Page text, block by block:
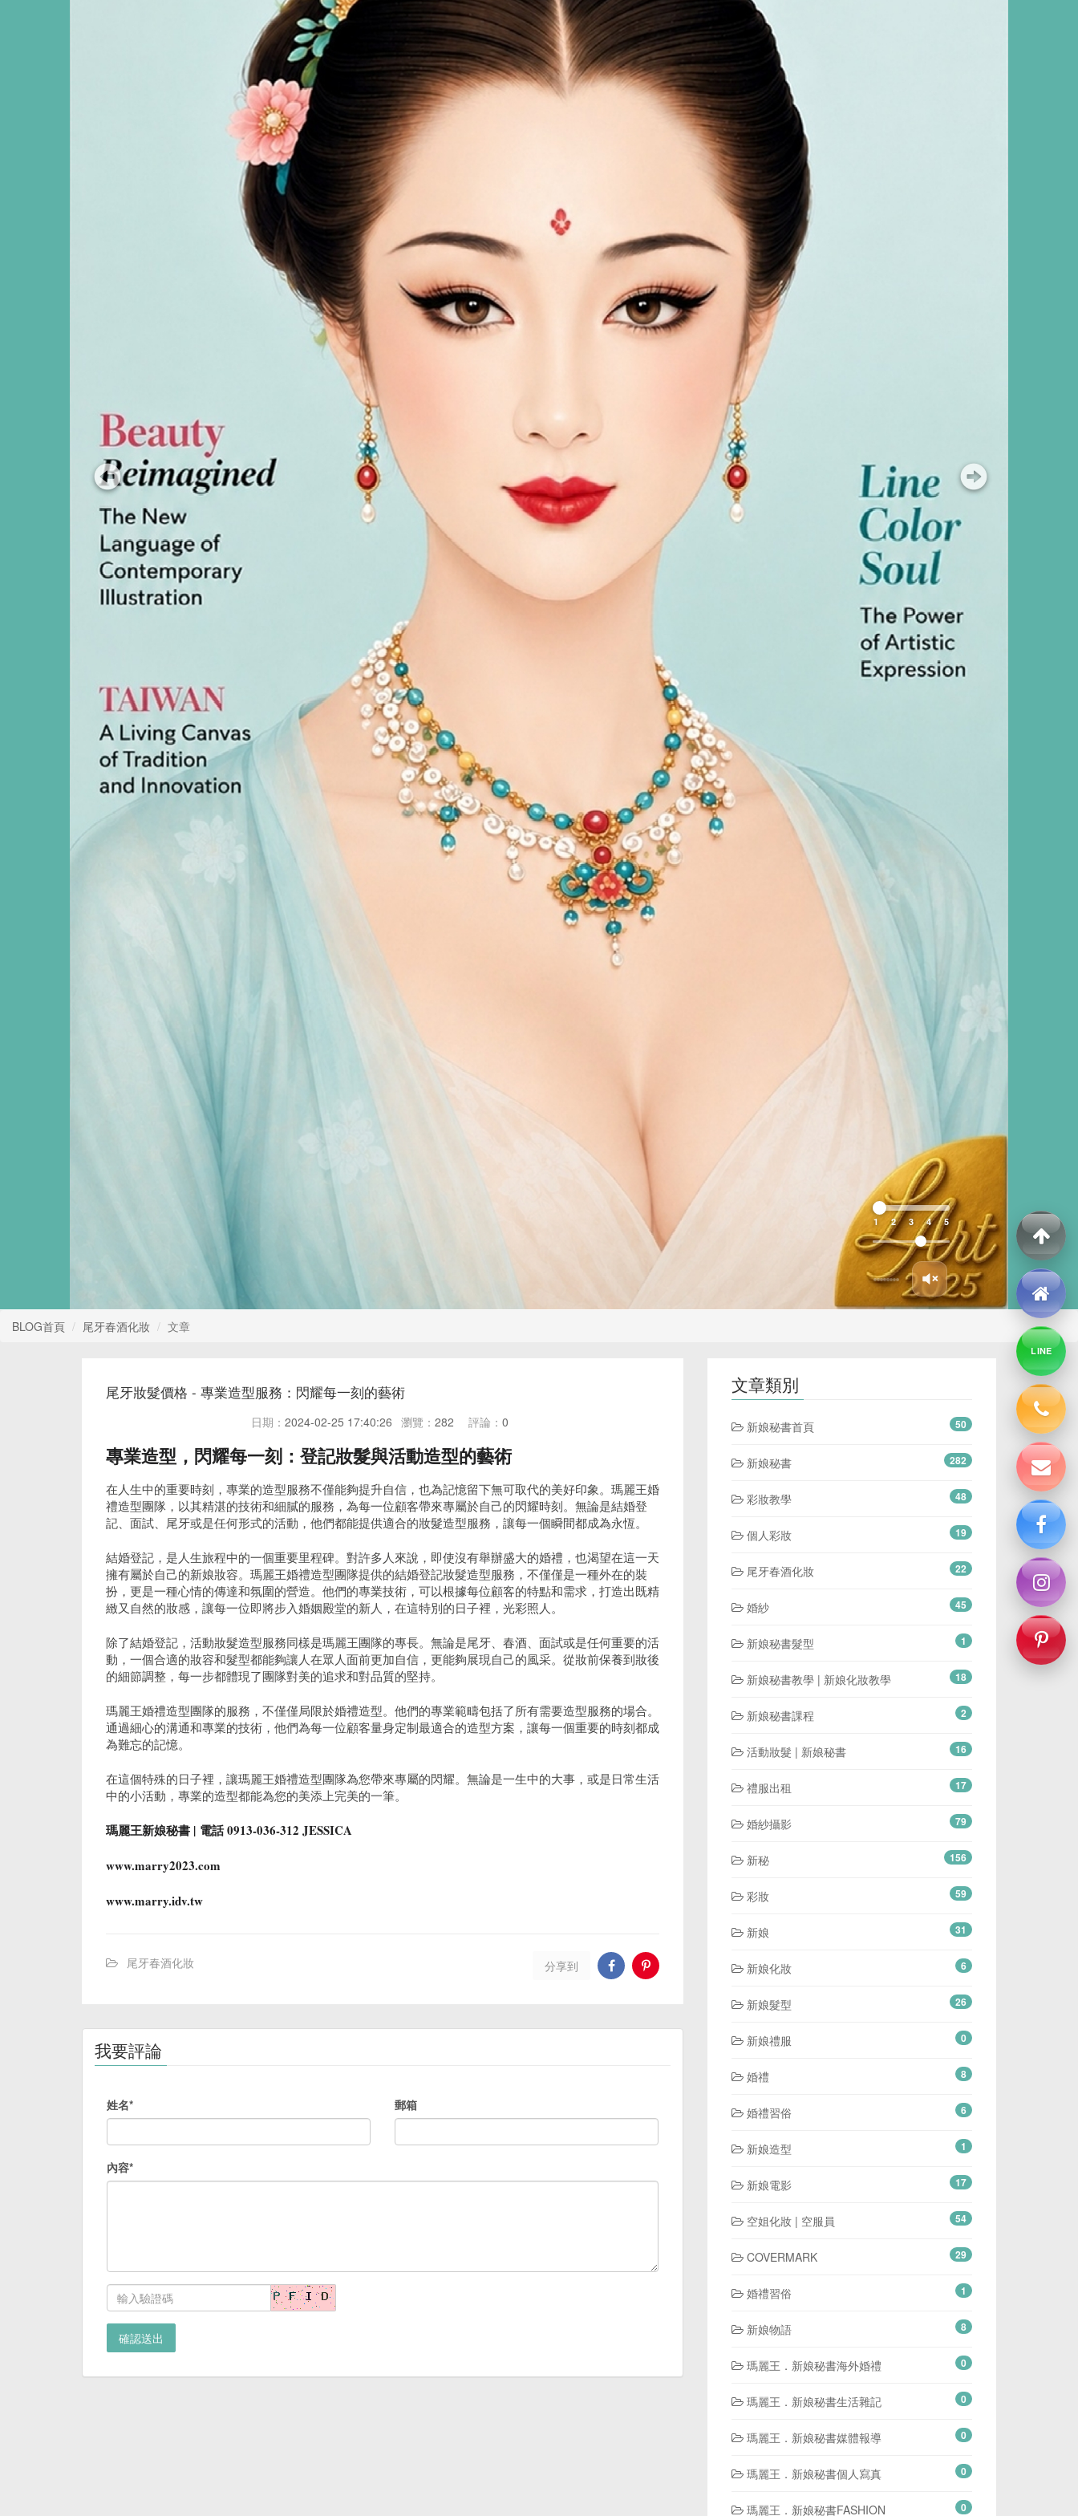
1 2 3 4 5
BLOG首頁 尾牙春酒化妝 文章
尾牙妝髮價格 - 專業造型服務：閃耀每一刻的藝術
日期： 2024-02-25 17:40:26 瀏覽： 282 評論： 0
專業造型，閃耀每一刻：登記妝髮與活動造型的藝術
在人生中的重要時刻，專業的造型服務不僅能夠提升自信，也為記憶留下無可取代的美好印象。瑪麗王婚
禮造型團隊，以其精湛的技術和細膩的服務，為每一位顧客帶來專屬於自己的閃耀時刻。無論是結婚登
記、面試、尾牙或是任何形式的活動，他們都能提供適合的妝髮造型服務，讓每一個瞬間都成為永恆。
結婚登記，是人生旅程中的一個重要里程碑。對許多人來說，即使沒有舉辦盛大的婚禮，也渴望在這一天
擁有屬於自己的新娘妝容。瑪麗王婚禮造型團隊提供的結婚登記妝髮造型服務，不僅僅是一種外在的裝
扮，更是一種心情的傳達和氛圍的營造。他們的專業技術，可以根據每位顧客的特點和需求，打造出既精
緻又自然的妝感，讓每一位即將步入婚姻殿堂的新人，在這特別的日子裡，光彩照人。
除了結婚登記，活動妝髮造型服務同樣是瑪麗王團隊的專長。無論是尾牙、春酒、面試或是任何重要的活
動，一個合適的妝容和髮型都能夠讓人在眾人面前更加自信，更能夠展現自己的風采。從妝前保養到妝後
的細節調整，每一步都體現了團隊對美的追求和對品質的堅持。
瑪麗王婚禮造型團隊的服務，不僅僅局限於婚禮造型。他們的專業範疇包括了所有需要造型服務的場合。
通過細心的溝通和專業的技術，他們為每一位顧客量身定制最適合的造型方案，讓每一個重要的時刻都成
為難忘的記憶。
在這個特殊的日子裡，讓瑪麗王婚禮造型團隊為您帶來專屬的閃耀。無論是一生中的大事，或是日常生活
中的小活動，專業的造型都能為您的美添上完美的一筆。
瑪麗王新娘秘書 | 電話 0913-036-312 JESSICA
www.marry2023.com
www.marry.idv.tw
尾牙春酒化妝 分享到
我要評論
姓名* 郵箱
內容*
確認送出
文章類別
新娘秘書首頁 50
新娘秘書 282
彩妝教學 48
個人彩妝 19
尾牙春酒化妝 22
婚紗 45
新娘秘書髮型 1
新娘秘書教學 | 新娘化妝教學 18
新娘秘書課程 2
活動妝髮 | 新娘秘書 16
禮服出租 17
婚紗攝影 79
新秘 156
彩妝 59
新娘 31
新娘化妝 6
新娘髮型 26
新娘禮服 0
婚禮 8
婚禮習俗 6
新娘造型 1
新娘電影 17
空姐化妝 | 空服員 54
COVERMARK 29
婚禮習俗 1
新娘物語 8
瑪麗王．新娘秘書海外婚禮 0
瑪麗王．新娘秘書生活雜記 0
瑪麗王．新娘秘書媒體報導 0
瑪麗王．新娘秘書個人寫真 0
瑪麗王．新娘秘書FASHION 0
LINE